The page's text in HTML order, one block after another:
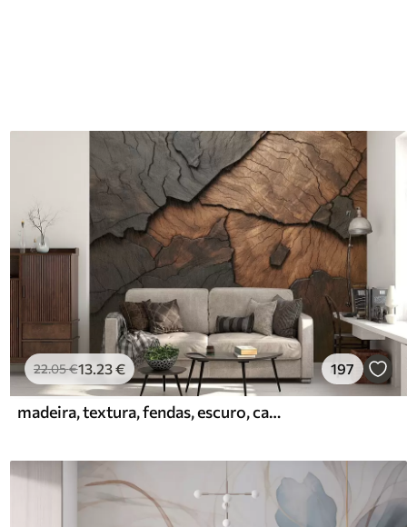
22.05€13.23€ 197
madeira, textura, fendas, escuro, casca, superfície